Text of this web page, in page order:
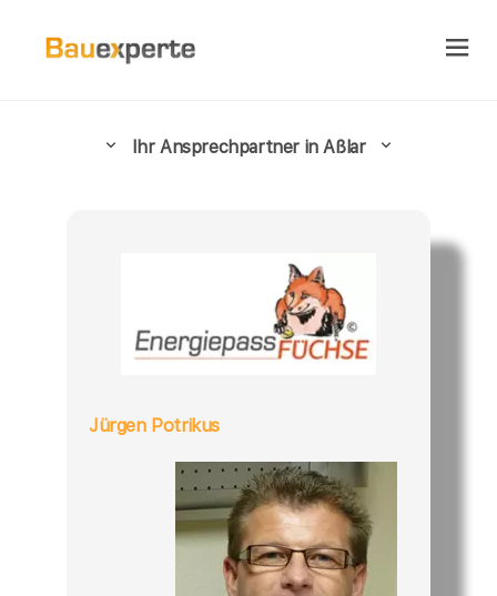
Ihr Ansprechpartner in Aßlar
Jürgen Potrikus